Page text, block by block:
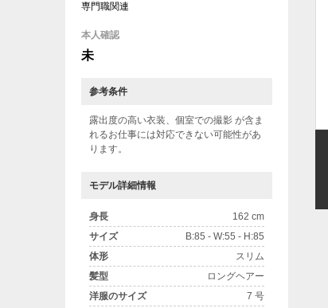
専門職関連
本人確認
未
参考条件
露出度の高い衣装、個室での撮影 が含ま
れるお仕事には対応できない可能性があ
ります。
モデル詳細情報
身長
162 cm
サイズ
B:85 - W:55 - H:85
体形
スリム
髪型
ロングヘアー
洋服のサイズ
7 号